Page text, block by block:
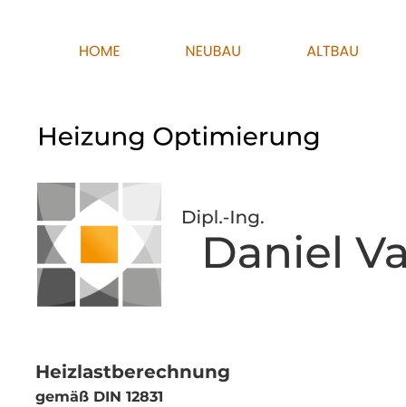
Heizlastberechnung
gemäß DIN 12831